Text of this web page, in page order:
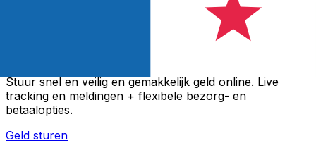
Stuur snel en veilig en gemakkelijk geld online. Live
tracking en meldingen + flexibele bezorg- en
betaalopties.
Geld sturen